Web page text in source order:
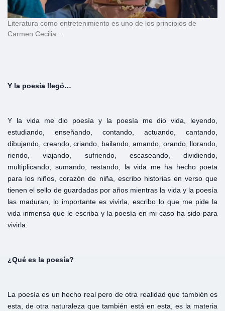
Literatura como entretenimiento es uno de los principios de
Carmen Cecilia...
Y la poesía llegó…
Y la vida me dio poesía y la poesía me dio vida, leyendo,
estudiando, enseñando, contando, actuando, cantando,
dibujando, creando, criando, bailando, amando, orando, llorando,
riendo, viajando, sufriendo, escaseando, dividiendo,
multiplicando, sumando, restando, la vida me ha hecho poeta
para los niños, corazón de niña, escribo historias en verso que
tienen el sello de guardadas por años mientras la vida y la poesía
las maduran, lo importante es vivirla, escribo lo que me pide la
vida inmensa que le escriba y la poesía en mi caso ha sido para
vivirla.
¿Qué es la poesía?
La poesía es un hecho real pero de otra realidad que también es
esta, de otra naturaleza que también está en esta, es la materia